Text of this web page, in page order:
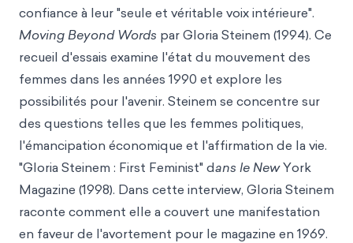
confiance à leur "seule et véritable voix intérieure".
Moving Beyond Words par Gloria Steinem (1994). Ce
recueil d'essais examine l'état du mouvement des
femmes dans les années 1990 et explore les
possibilités pour l'avenir. Steinem se concentre sur
des questions telles que les femmes politiques,
l'émancipation économique et l'affirmation de la vie.
"Gloria Steinem : First Feminist" dans le NewYork
Magazine (1998). Dans cette interview, Gloria Steinem
raconte comment elle a couvert une manifestation
en faveur de l'avortement pour le magazine en 1969.